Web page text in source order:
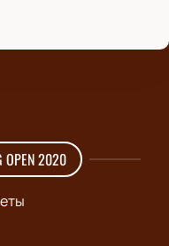
OPEN 2020